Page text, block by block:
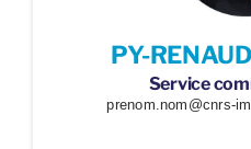
PY-
Service
prenom.nom@cnrs-